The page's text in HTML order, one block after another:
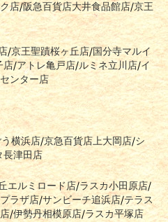
店/阪急百貨店大井食品館店/京王
/京王聖蹟桜ヶ丘店/国分寺マルイ
店/アトレ亀戸店/ルミネ立川店/イ
ンター店
横浜店/京急百貨店上大岡店/シ
長津田店
エルミロード店/ラスカ小田原店/
ラザ店/サンビーチ追浜店/テラス
/伊勢丹相模原店/ラスカ平塚店